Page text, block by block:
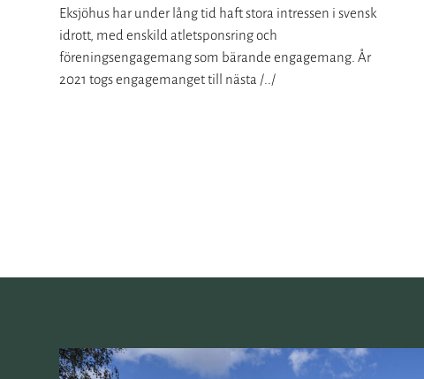
Eksjöhus har under lång tid haft stora intressen i svensk
idrott, med enskild atletsponsring och
föreningsengagemang som bärande engagemang. År
2021 togs engagemanget till nästa /../